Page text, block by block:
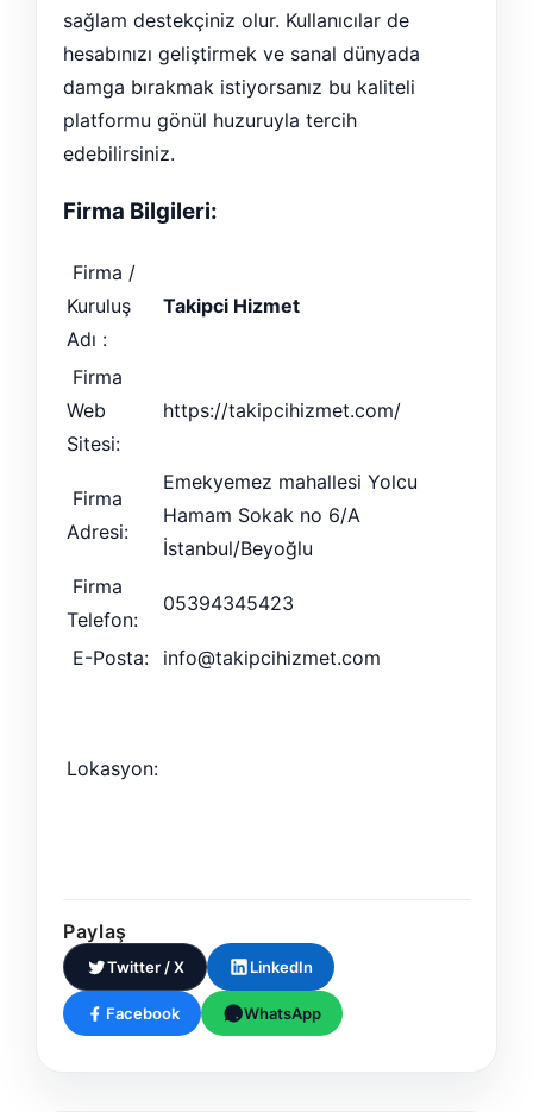
sağlam destekçiniz olur. Kullanıcılar de
hesabınızı geliştirmek ve sanal dünyada
damga bırakmak istiyorsanız bu kaliteli
platformu gönül huzuruyla tercih
edebilirsiniz.
Firma Bilgileri:
Firma /
Kuruluş
Adı :
Takipci Hizmet
Firma
Web
Sitesi:
https://takipcihizmet.com/
Firma
Adresi:
Emekyemez mahallesi Yolcu
Hamam Sokak no 6/A
İstanbul/Beyoğlu
Firma
Telefon:
05394345423
E-Posta: info@takipcihizmet.com
Lokasyon:
Paylaş
Twitter / X LinkedIn
Facebook WhatsApp